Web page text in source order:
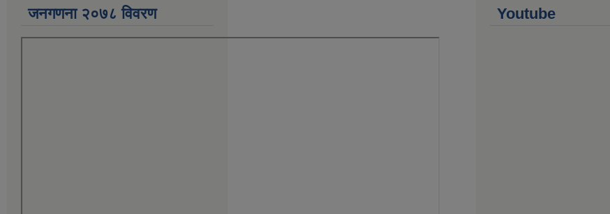
जनगणना २०७८ विवरण Youtube